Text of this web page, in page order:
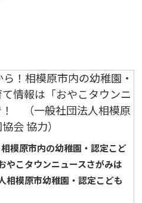
模原市内の幼稚園・認定こど
やこタウンニュースさがみは
模原市幼稚園・認定こども